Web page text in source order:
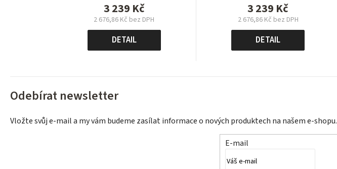
3 239 Kč
2 676,86 Kč bez DPH
Měrná
cena:
DETAIL
3 239 Kč
2 676,86 Kč bez DPH
Měrná
cena:
DETAIL
Odebírat newsletter
Vložte svůj e-mail a my vám budeme zasílat informace o nových produktech na našem e-shopu.
E-mail